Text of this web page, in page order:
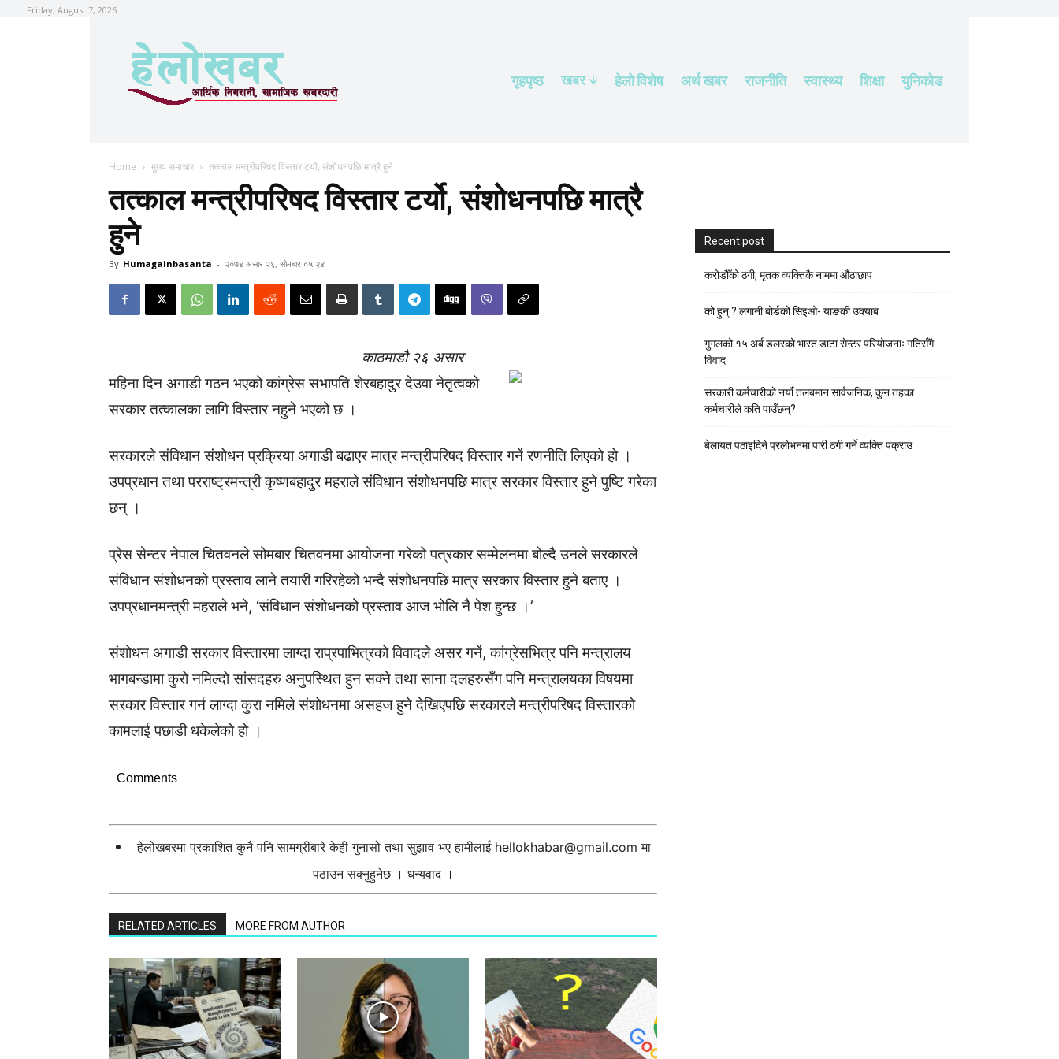
Friday, August 7, 2026
गृहपृष्ठ खबर हेलाे विशेष अर्थ खबर राजनीति स्वास्थ्य शिक्षा युनिकोड
Home मुख्य समाचार तत्काल मन्त्रीपरिषद विस्तार टर्यो, संशोधनपछि मात्रै हुने
तत्काल मन्त्रीपरिषद विस्तार टर्यो, संशोधनपछि मात्रै
हुने
By Humagainbasanta - २०७४ असार २६, सोमबार ०५:२४
काठमाडौ २६ असार
महिना दिन अगाडी गठन भएको कांग्रेस सभापति शेरबहादुर देउवा नेतृत्वको
सरकार तत्कालका लागि विस्तार नहुने भएको छ ।
सरकारले संविधान संशोधन प्रक्रिया अगाडी बढाएर मात्र मन्त्रीपरिषद विस्तार गर्ने रणनीति लिएको हो ।
उपप्रधान तथा परराष्ट्रमन्त्री कृष्णबहादुर महराले संविधान संशोधनपछि मात्र सरकार विस्तार हुने पुष्टि गरेका
छन् ।
प्रेस सेन्टर नेपाल चितवनले सोमबार चितवनमा आयोजना गरेको पत्रकार सम्मेलनमा बोल्दै उनले सरकारले
संविधान संशोधनको प्रस्ताव लाने तयारी गरिरहेको भन्दै संशोधनपछि मात्र सरकार विस्तार हुने बताए ।
उपप्रधानमन्त्री महराले भने, ‘संविधान संशोधनको प्रस्ताव आज भोलि नै पेश हुन्छ ।’
संशोधन अगाडी सरकार विस्तारमा लाग्दा राप्रपाभित्रको विवादले असर गर्ने, कांग्रेसभित्र पनि मन्त्रालय
भागबन्डामा कुरो नमिल्दो सांसदहरु अनुपस्थित हुन सक्ने तथा साना दलहरुसँग पनि मन्त्रालयका विषयमा
सरकार विस्तार गर्न लाग्दा कुरा नमिले संशोधनमा असहज हुने देखिएपछि सरकारले मन्त्रीपरिषद विस्तारको
कामलाई पछाडी धकेलेको हो ।
Comments
हेलोखबरमा प्रकाशित कुनै पनि सामग्रीबारे केही गुनासो तथा सुझाव भए हामीलाई hellokhabar@gmail.com मा
पठाउन सक्नुहुनेछ । धन्यवाद ।
RELATED ARTICLES MORE FROM AUTHOR
Recent post
करोडौँको ठगी, मृतक व्यक्तिकै नाममा औंठाछाप
को हुन् ? लगानी बोर्डको सिइओ- याङकी उक्याब
गुगलको १५ अर्ब डलरको भारत डाटा सेन्टर परियोजनाः गतिसँगै
विवाद
सरकारी कर्मचारीकाे नयाँ तलबमान सार्वजनिक, कुन तहका
कर्मचारीले कति पाउँछन्?
बेलायत पठाइदिने प्रलाेभनमा पारी ठगी गर्ने व्यक्ति पक्राउ